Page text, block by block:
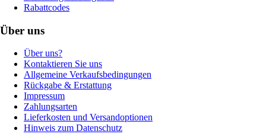
Rabattcodes
Über uns
Über uns?
Kontaktieren Sie uns
Allgemeine Verkaufsbedingungen
Rückgabe & Erstattung
Impressum
Zahlungsarten
Lieferkosten und Versandoptionen
Hinweis zum Datenschutz